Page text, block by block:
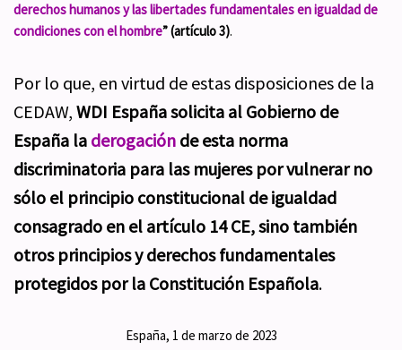
derechos humanos y las libertades fundamentales en igualdad de
condiciones con el hombre” (artículo 3).
Por lo que, en virtud de estas disposiciones de la
CEDAW, WDI España solicita al Gobierno de
España la derogación de esta norma
discriminatoria para las mujeres por vulnerar no
sólo el principio constitucional de igualdad
consagrado en el artículo 14 CE, sino también
otros principios y derechos fundamentales
protegidos por la Constitución Española.
España, 1 de marzo de 2023